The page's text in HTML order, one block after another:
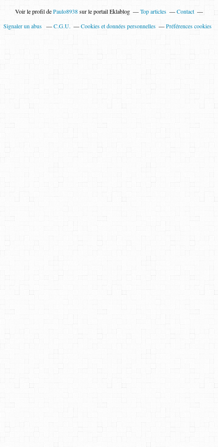
Voir le profil dePaulo8938sur le portail Eklablog Top articles
Contact
Signaler un abus
C.G.U. Cookies et données personnelles Préférences cookies